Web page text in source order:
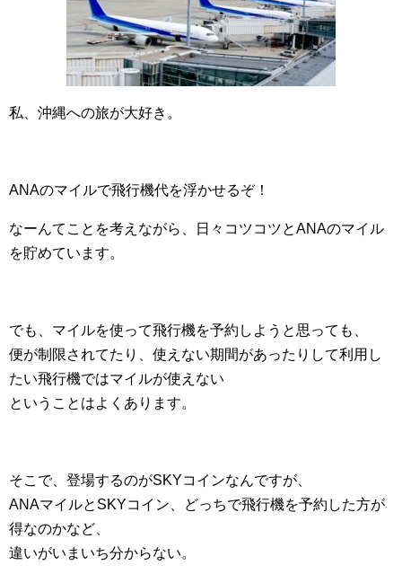
私、沖縄への旅が大好き。
ANAのマイルで飛行機代を浮かせるぞ！
なーんてことを考えながら、日々コツコツとANAのマイル
を貯めています。
でも、マイルを使って飛行機を予約しようと思っても、
便が制限されてたり、使えない期間があったりして利用し
たい飛行機ではマイルが使えない
ということはよくあります。
そこで、登場するのがSKYコインなんですが、
ANAマイルとSKYコイン、どっちで飛行機を予約した方が
得なのかなど、
違いがいまいち分からない。